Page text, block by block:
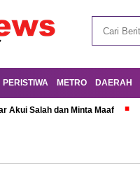
PERISTIWA METRO DAERAH
Akui Salah dan Minta Maaf